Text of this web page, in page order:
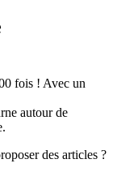
fois ! Avec un
autour de
des articles ?